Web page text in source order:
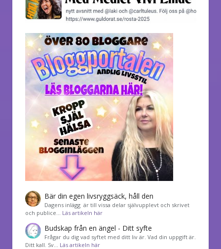
Bär din egen livsryggsäck, håll den
Dagens inlägg är till vissa delar självupplevt och skrivet
och publice… Läs artikeln här
Budskap från en ängel - Ditt syfte
Frågar du dig vad syftet med ditt liv är. Vad din uppgift är.
Ditt kall. Sv… Läs artikeln här